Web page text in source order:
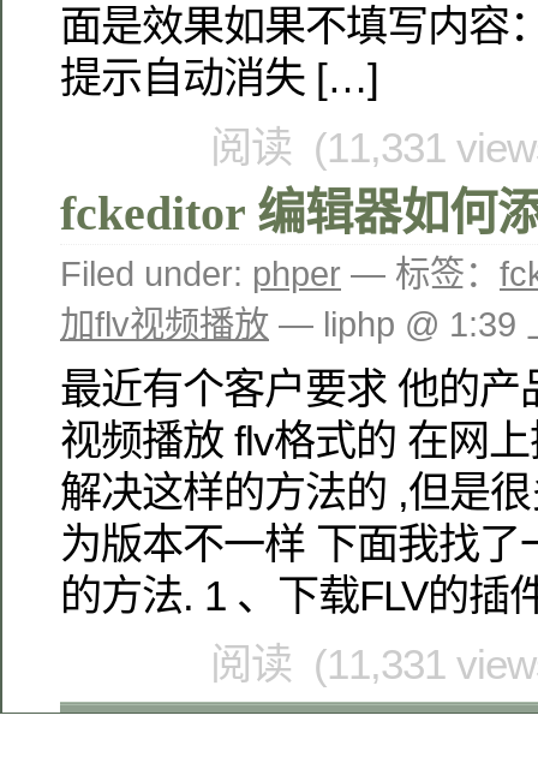
面是效果如果不填写内容
提示自动消失 […]
阅读 (11,331
fckeditor 编辑器如何
Filed under: phper — 标签：
加flv视频播放 — liphp @ 1:39
最近有个客户要求 他的产
视频播放 flv格式的 在网
解决这样的方法的 ,但是
为版本不一样 下面我找了
的方法. 1 、下载FLV的插
阅读 (11,331